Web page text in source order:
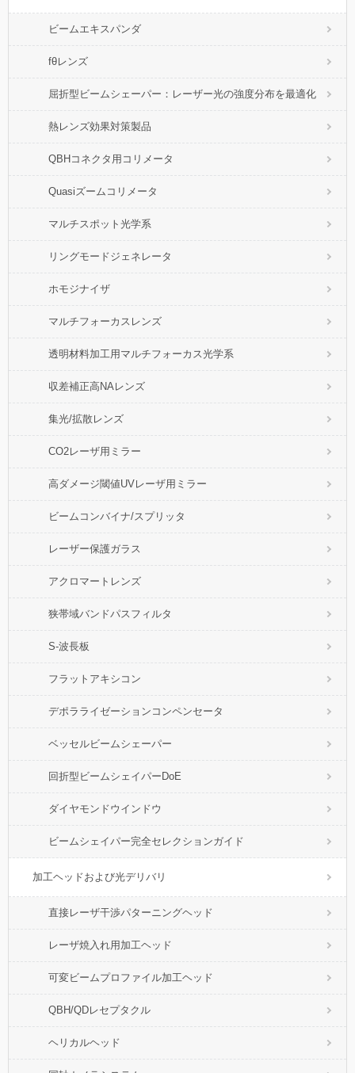
ビームエキスパンダ
fθレンズ
屈折型ビームシェーパー：レーザー光の強度分布を最適化
熱レンズ効果対策製品
QBHコネクタ用コリメータ
Quasiズームコリメータ
マルチスポット光学系
リングモードジェネレータ
ホモジナイザ
マルチフォーカスレンズ
透明材料加工用マルチフォーカス光学系
収差補正高NAレンズ
集光/拡散レンズ
CO2レーザ用ミラー
高ダメージ閾値UVレーザ用ミラー
ビームコンバイナ/スプリッタ
レーザー保護ガラス
アクロマートレンズ
狭帯域バンドパスフィルタ
S-波長板
フラットアキシコン
デポラライゼーションコンペンセータ
ベッセルビームシェーパー
回折型ビームシェイパーDoE
ダイヤモンドウインドウ
ビームシェイパー完全セレクションガイド
加工ヘッドおよび光デリバリ
直接レーザ干渉パターニングヘッド
レーザ焼入れ用加工ヘッド
可変ビームプロファイル加工ヘッド
QBH/QDレセプタクル
ヘリカルヘッド